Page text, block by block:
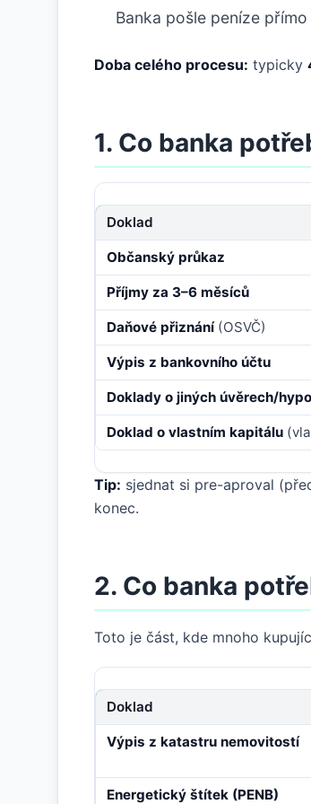
Banka pošle peníze
Doba celého procesu: typicky
1. Co banka
Doklad
Občanský průkaz
Příjmy za 3–6 měsíců
Daňové přiznání(OSVČ)
Výpis z bankovního účtu
Doklady o jiných úvěrech/
Doklad o vlastním kapitálu
Tip: sjednat si pre-aproval
konec.
2. Co banka
Toto je část, kde mnoho
Doklad
Výpis z katastru nemovitostí
Energetický štítek (PENB)